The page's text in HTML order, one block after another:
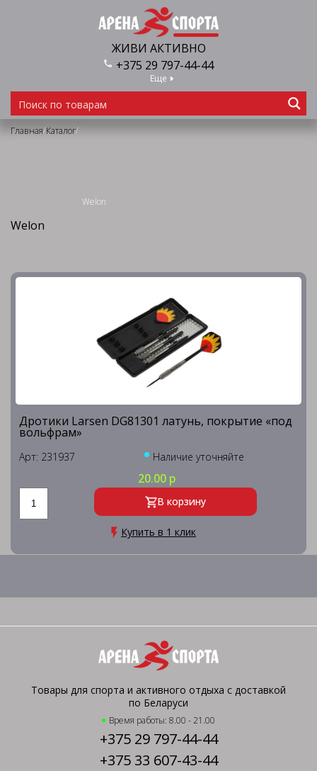
ЖИВИ АКТИВНО
+375 29 797-44-44
Еще
Главная/Каталог/
Welon
Welon
Дротики Larsen DG81301 латунь, покрытие «под
вольфрам»
Арт: 231937 Наличие уточняйте
20.00 р
В корзину
Купить в 1 клик
Товары для спорта и активного отдыха с доставкой
по Беларуси
Время работы: 8.00 - 21.00
+375 29 797-44-44
+375 33 607-43-44